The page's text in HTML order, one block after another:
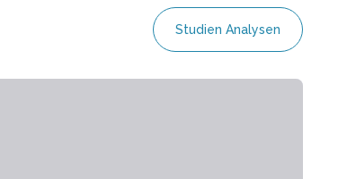
Studien Analysen